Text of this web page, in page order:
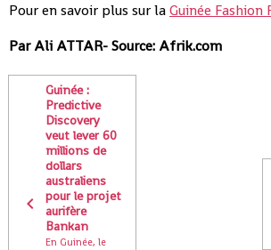
Pour en savoir plus sur laGuinée Fashion
Par Ali ATTAR- Source: Afrik.com
Guinée :
Predictive
Discovery
veut lever 60
millions de
dollars
australiens
pour le projet
aurifère
Bankan
En Guinée, le